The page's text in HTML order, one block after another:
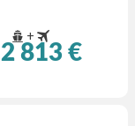
+
2 813 €